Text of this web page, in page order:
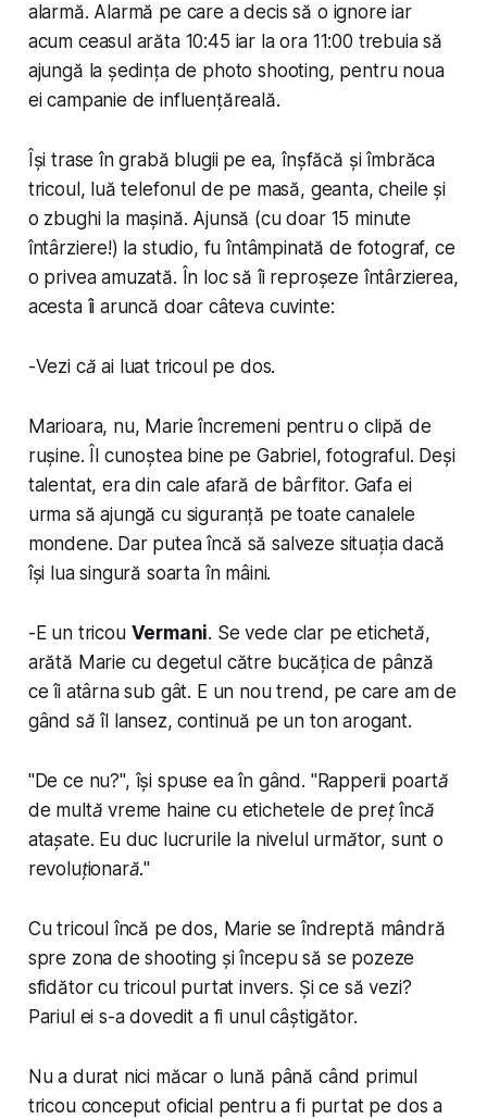
alarmă. Alarmă pe care a decis să o ignore iar
acum ceasul arăta 10:45 iar la ora 11:00 trebuia să
ajungă la ședința de photo shooting, pentru noua
ei campanie de influențăreală.
Își trase în grabă blugii pe ea, înșfăcă și îmbrăca
tricoul, luă telefonul de pe masă, geanta, cheile și
o zbughi la mașină. Ajunsă (cu doar 15 minute
întârziere!) la studio, fu întâmpinată de fotograf, ce
o privea amuzată. În loc să îi reproșeze întârzierea,
acesta îi aruncă doar câteva cuvinte:
-Vezi că ai luat tricoul pe dos.
Marioara, nu, Marie încremeni pentru o clipă de
rușine. Îl cunoștea bine pe Gabriel, fotograful. Deși
talentat, era din cale afară de bârfitor. Gafa ei
urma să ajungă cu siguranță pe toate canalele
mondene. Dar putea încă să salveze situația dacă
își lua singură soarta în mâini.
- E un tricou Vermani. Se vede clar pe etichetă,
arătă Marie cu degetul către bucățica de pânză
ce îi atârna sub gât. E un nou trend, pe care am de
gând să îl lansez, continuă pe un ton arogant.
"De ce nu?", își spuse ea în gând. "Rapperii poartă
de multă vreme haine cu etichetele de preț încă
atașate. Eu duc lucrurile la nivelul următor, sunt o
revoluționară."
Cu tricoul încă pe dos, Marie se îndreptă mândră
spre zona de shooting și începu să se pozeze
sfidător cu tricoul purtat invers. Și ce să vezi?
Pariul ei s-a dovedit a fi unul câștigător.
Nu a durat nici măcar o lună până când primul
tricou conceput oficial pentru a fi purtat pe dos a